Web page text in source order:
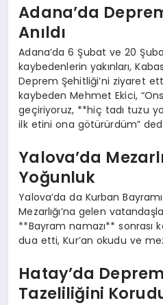
Adana’da
Anıldı
Adana’da 6 Şubat ve 20
kaybedenlerin yakınları,
Deprem Şehitliği’ni ziyaret
kaybeden Mehmet Ekici,
geçiriyoruz, **hiç tadı tuzu
ilk etini ona götürürdüm”
Yalova’da
Yoğunluk
Yalova’da da Kurban
Mezarlığı’na gelen
**Bayram namazı** sonrası
dua etti, Kur’an okudu ve
Hatay’da Deprem
Tazeliliğini